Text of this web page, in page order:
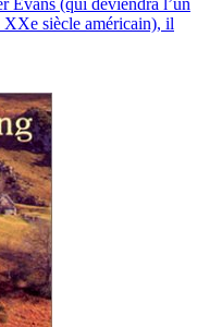
Evans (qui deviendra l’un
XXe siècle américain), il